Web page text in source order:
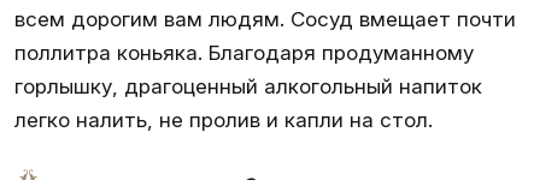
всем дорогим вам людям. Сосуд вмещает почти
поллитра коньяка. Благодаря продуманному
горлышку, драгоценный алкогольный напиток
легко налить, не пролив и капли на стол.